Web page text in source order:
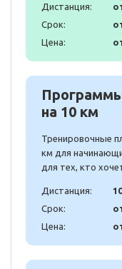
Дистанция:
Срок:
Цена:
на 10 км
Тренировочные
км для
для тех, кто
Дистанция:
Срок:
Цена: